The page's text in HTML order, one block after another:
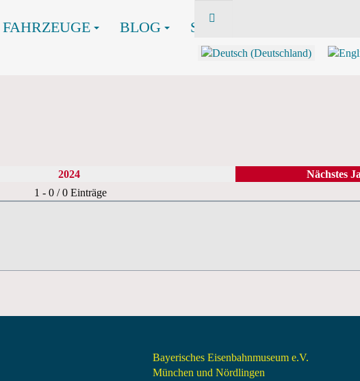
FAHRZEUGE BLOG SHOP
2024
Nächstes
Limite der Paginierungsliste
1 - 0 / 0 Einträge
Bayerisches Eisenbahnmuseum e.V.
München und Nördlingen